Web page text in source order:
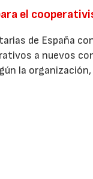
el
de España
a nuevos
la